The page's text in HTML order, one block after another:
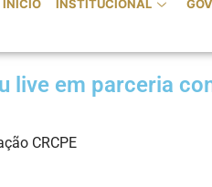
INÍCIO INSTITUCIONAL
live em parceria
CRCPE